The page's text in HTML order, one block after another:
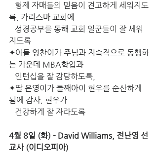
형제 자매들의 믿음이 견고하게 세워지도
록, 카리스마 교회에
성경공부를 통해 교회 일꾼들이 잘 세워
지도록
✦아들 영찬이가 주님과 지속적으로 동행하
는 가운데 MBA학업과
인턴십을 잘 감당하도록,
✦딸 은영이가 둘째아이 현우를 순산하게
됨에 감사, 현우가
건강하게 잘 자라도록
4월 8일 (화) - David Williams, 전난영 선
교사 (이디오피아)